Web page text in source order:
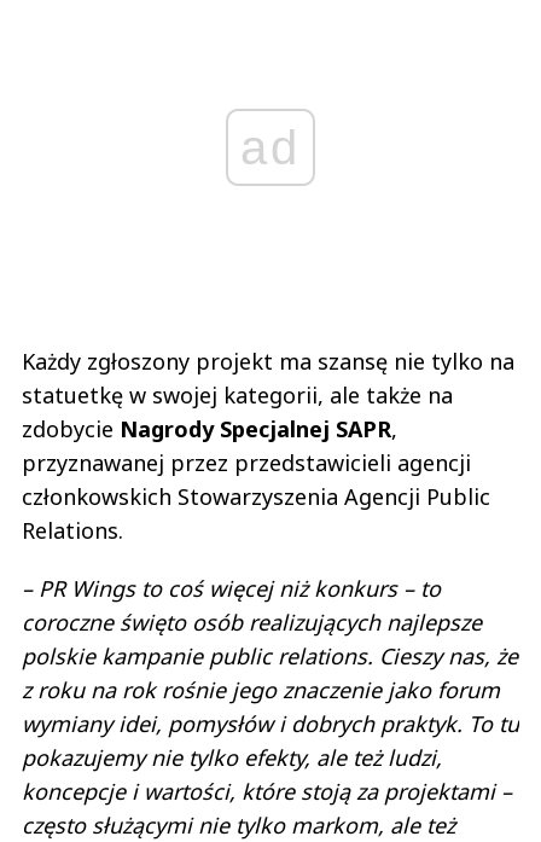
ad
Każdy zgłoszony projekt ma szansę nie tylko na
statuetkę w swojej kategorii, ale także na
zdobycie Nagrody Specjalnej SAPR,
przyznawanej przez przedstawicieli agencji
członkowskich Stowarzyszenia Agencji Public
Relations.
– PR Wings to coś więcej niż konkurs – to
coroczne święto osób realizujących najlepsze
polskie kampanie public relations. Cieszy nas, że
z roku na rok rośnie jego znaczenie jako forum
wymiany idei, pomysłów i dobrych praktyk. To tu
pokazujemy nie tylko efekty, ale też ludzi,
koncepcje i wartości, które stoją za projektami –
często służącymi nie tylko markom, ale też